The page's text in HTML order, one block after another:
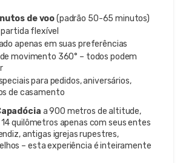
de voo (padrão 50-65 minutos)
partida flexível
apenas em suas preferências
movimento 360° – todos podem
para pedidos, aniversários,
de casamento
a 900 metros de altitude,
quilômetros apenas com seus entes
antigas igrejas rupestres,
– esta experiência é inteiramente